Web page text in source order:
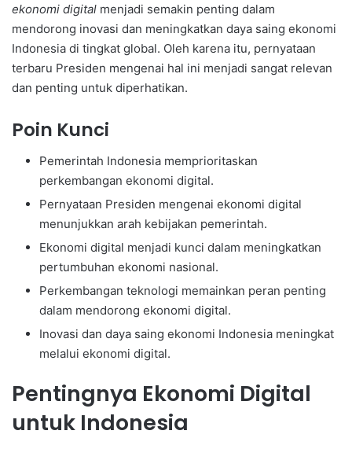
ekonomi digital menjadi semakin penting dalam
mendorong inovasi dan meningkatkan daya saing ekonomi
Indonesia di tingkat global. Oleh karena itu, pernyataan
terbaru Presiden mengenai hal ini menjadi sangat relevan
dan penting untuk diperhatikan.
Poin Kunci
Pemerintah Indonesia memprioritaskan
perkembangan ekonomi digital.
Pernyataan Presiden mengenai ekonomi digital
menunjukkan arah kebijakan pemerintah.
Ekonomi digital menjadi kunci dalam meningkatkan
pertumbuhan ekonomi nasional.
Perkembangan teknologi memainkan peran penting
dalam mendorong ekonomi digital.
Inovasi dan daya saing ekonomi Indonesia meningkat
melalui ekonomi digital.
Pentingnya Ekonomi Digital
untuk Indonesia